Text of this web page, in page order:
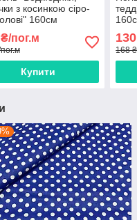
з косинкою сіро-
160см
пог.м
Купити
130
168